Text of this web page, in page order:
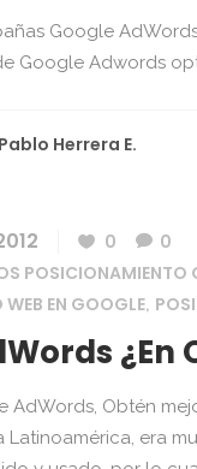
Google
Google Adwords
Pablo Herrera E.
0
0
POSICIONAMIENTO
EN GOOGLE,
¿En
AdWords, Obtén
Latinoamérica, era